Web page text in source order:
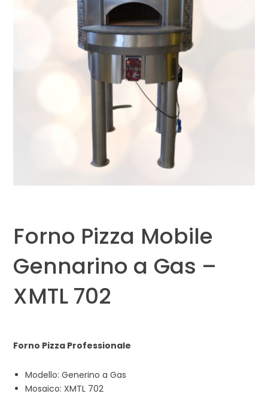
Forno Pizza Mobile
Gennarino a Gas –
XMTL 702
Forno Pizza Professionale
Modello: Generino a Gas
Mosaico: XMTL 702